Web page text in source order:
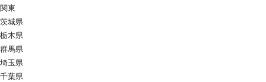
関東
茨城県
栃木県
群馬県
埼玉県
千葉県